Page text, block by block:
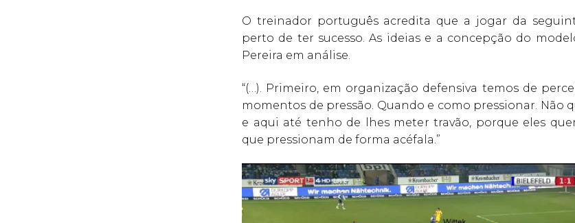
O treinador português acredita que a jogar da
perto de ter sucesso. As ideias e a concepção do
Pereira em análise.
“(…). Primeiro, em organização defensiva temos de
momentos de pressão. Quando e como pressionar. Não
e aqui até tenho de lhes meter travão, porque eles
que pressionam de forma acéfala.”